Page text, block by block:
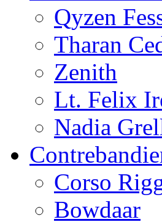
Qyzen
Tharan
Zenith
Lt. Felix
Nadia
Corso
Bowdaar